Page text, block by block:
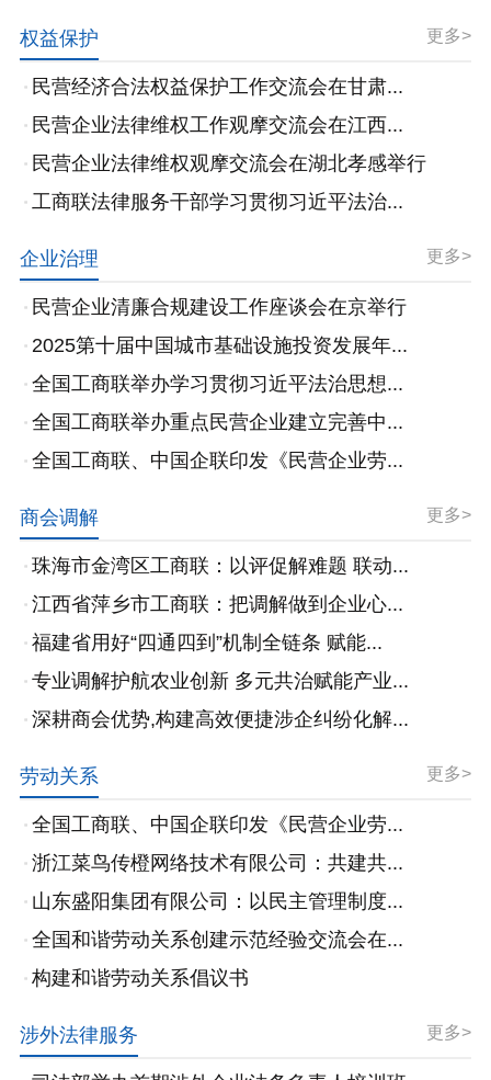
权益保护 更多>
民营经济合法权益保护工作交流会在甘肃...
民营企业法律维权工作观摩交流会在江西...
民营企业法律维权观摩交流会在湖北孝感举行
工商联法律服务干部学习贯彻习近平法治...
企业治理 更多>
民营企业清廉合规建设工作座谈会在京举行
2025第十届中国城市基础设施投资发展年...
全国工商联举办学习贯彻习近平法治思想...
全国工商联举办重点民营企业建立完善中...
全国工商联、中国企联印发《民营企业劳...
商会调解 更多>
珠海市金湾区工商联：以评促解难题 联动...
江西省萍乡市工商联：把调解做到企业心...
福建省用好“四通四到”机制全链条 赋能...
专业调解护航农业创新 多元共治赋能产业...
深耕商会优势,构建高效便捷涉企纠纷化解...
劳动关系 更多>
全国工商联、中国企联印发《民营企业劳...
浙江菜鸟传橙网络技术有限公司：共建共...
山东盛阳集团有限公司：以民主管理制度...
全国和谐劳动关系创建示范经验交流会在...
构建和谐劳动关系倡议书
涉外法律服务 更多>